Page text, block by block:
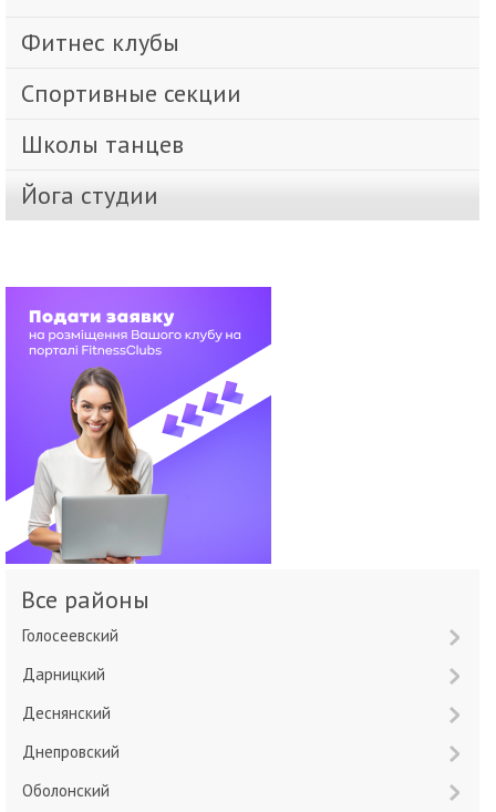
Фитнес клубы
Спортивные секции
Школы танцев
Йога студии
Все районы
Голосеевский
Дарницкий
Деснянский
Днепровский
Оболонский